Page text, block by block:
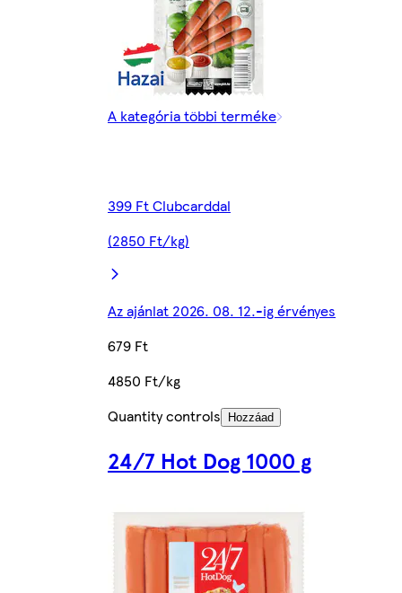
A kategória többi terméke
399 Ft Clubcarddal
(2850 Ft/kg)
Az ajánlat 2026. 08. 12.-ig érvényes
679 Ft
4850 Ft/kg
Quantity controls
Hozzáad
24/7 Hot Dog 1000 g